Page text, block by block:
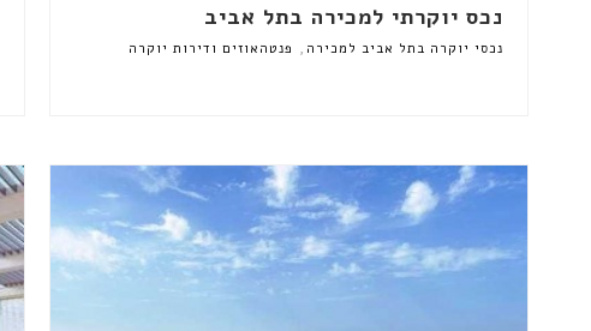
נכס יוקרתי למכירה בתל אביב
נכסי יוקרה בתל אביב למכירה , פנטהאוזים ודירות יוקרה